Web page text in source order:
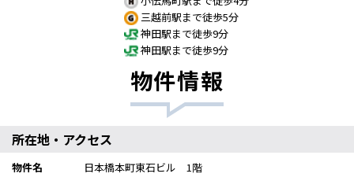
三越前駅まで徒歩5分
神田駅まで徒歩9分
神田駅まで徒歩9分
物件情報
所在地・アクセス
物件名
日本橋本町東石ビル 1階